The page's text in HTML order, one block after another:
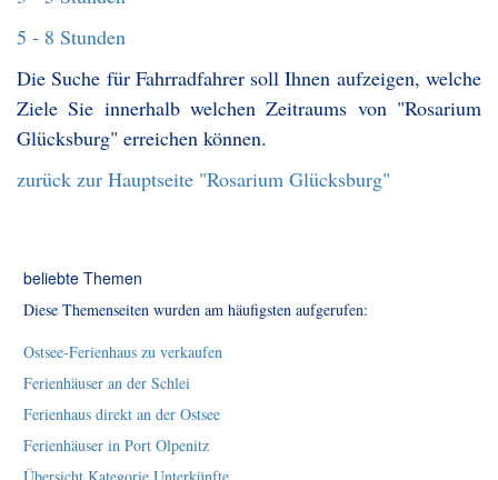
5 - 8 Stunden
Die Suche für Fahrradfahrer soll Ihnen aufzeigen, welche
Ziele Sie innerhalb welchen Zeitraums von "Rosarium
Glücksburg" erreichen können.
zurück zur Hauptseite "Rosarium Glücksburg"
beliebte Themen
Diese Themenseiten wurden am häufigsten aufgerufen:
Ostsee-Ferienhaus zu verkaufen
Ferienhäuser an der Schlei
Ferienhaus direkt an der Ostsee
Ferienhäuser in Port Olpenitz